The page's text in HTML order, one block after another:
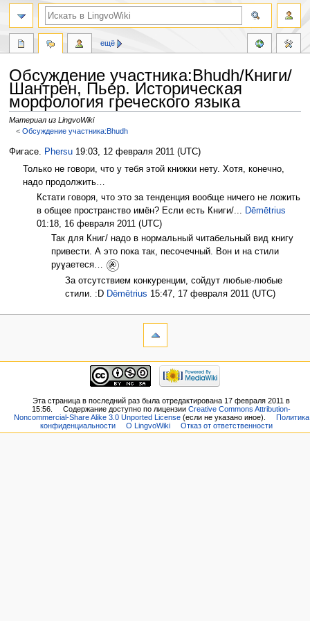
Обсуждение участника:Bhudh/Книги/
Шантрен, Пьер. Историческая
морфология греческого языка
Материал из LingvoWiki
<Обсуждение участника:Bhudh
Перейти
Перейти
Фигасе. Phersu19:03, 12 февраля 2011 (UTC)
Только не говори, что у тебя этой книжки нету. Хотя, конечно,
надо продолжить…
Кстати говоря, что это за тенденция вообще ничего не ложить
в общее пространство имён? Если есть Книги/...
Dēmētrius
01:18, 16 февраля 2011 (UTC)
Так для Книг/ надо в нормальный читабельный вид книгу
привести. А это пока так, песочечный. Вон и на стили
руɣаетеся…
За отсутствием конкуренции, сойдут любые-любые
стили. :D Dēmētrius 15:47, 17 февраля 2011 (UTC)
ещё
Эта страница в последний раз была отредактирована 17 февраля 2011 в
15:56.
Содержание доступно по лицензииCreative Commons Attribution-
Noncommercial-Share Alike 3.0 Unported License(если не указано иное).
Политика
конфиденциальности
О LingvoWiki Отказ от ответственности